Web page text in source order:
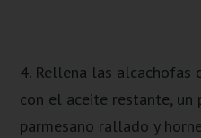
4. Rellena las alcachofas
con el aceite restante, un
parmesano rallado y